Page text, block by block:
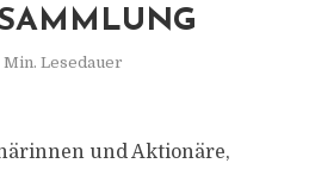
Min. Lesedauer
und Aktionäre,